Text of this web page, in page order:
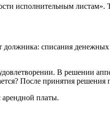
исполнительным
списания денежных
В решении
После принятия
платы.